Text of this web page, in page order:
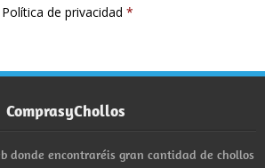
Política de privacidad *
ComprasyChollos
donde encontraréis gran cantidad de chollos